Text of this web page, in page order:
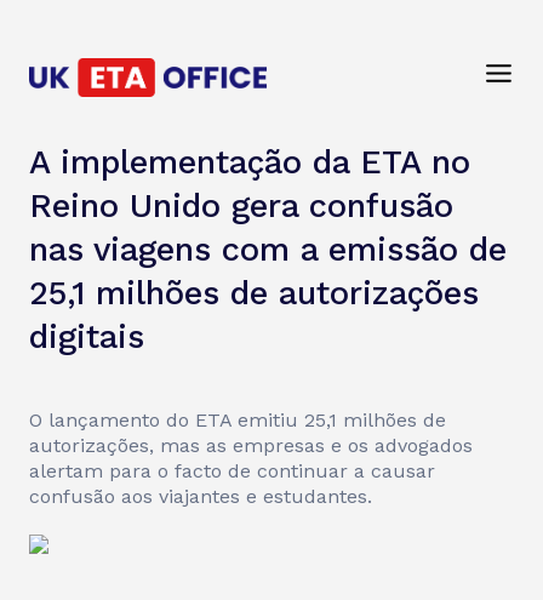
A implementação da ETA no
Reino Unido gera confusão
nas viagens com a emissão de
25,1 milhões de autorizações
digitais
O lançamento do ETA emitiu 25,1 milhões de
autorizações, mas as empresas e os advogados
alertam para o facto de continuar a causar
confusão aos viajantes e estudantes.